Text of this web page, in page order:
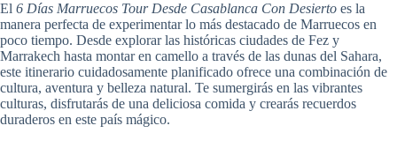
El 6 Días Marruecos Tour Desde Casablanca Con Desierto es la
manera perfecta de experimentar lo más destacado de Marruecos en
poco tiempo. Desde explorar las históricas ciudades de Fez y
Marrakech hasta montar en camello a través de las dunas del Sahara,
este itinerario cuidadosamente planificado ofrece una combinación de
cultura, aventura y belleza natural. Te sumergirás en las vibrantes
culturas, disfrutarás de una deliciosa comida y crearás recuerdos
duraderos en este país mágico.